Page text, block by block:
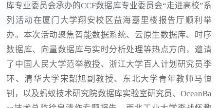
库专业委员会承办的CCF数据库专业委员会“走进高校”系
列活动在厦门大学翔安校区益海嘉里楼报告厅顺利举
办。本次活动聚焦智能数据系统、云原生数据库、时序
数据库、向量数据库与实时分析处理等热点方向，邀请
了中国人民大学范举教授、浙江大学百人计划研究员李
环、清华大学宋韶旭副教授、东北大学青年教师马恒
钊，以及蚂蚁技术研究院数据库实验室研究员、OceanBa